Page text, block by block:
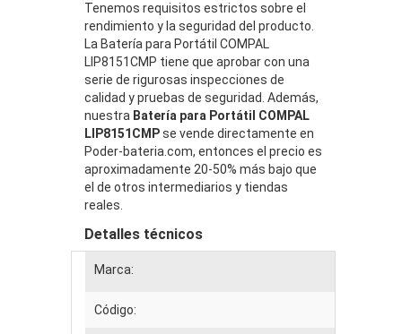
Tenemos requisitos estrictos sobre el
rendimiento y la seguridad del producto.
La Batería para Portátil COMPAL
LIP8151CMP tiene que aprobar con una
serie de rigurosas inspecciones de
calidad y pruebas de seguridad. Además,
nuestra Batería para Portátil COMPAL
LIP8151CMPse vende directamente en
Poder-bateria.com, entonces el precio es
aproximadamente 20-50% más bajo que
el de otros intermediarios y tiendas
reales.
Detalles técnicos
Marca:
Código: